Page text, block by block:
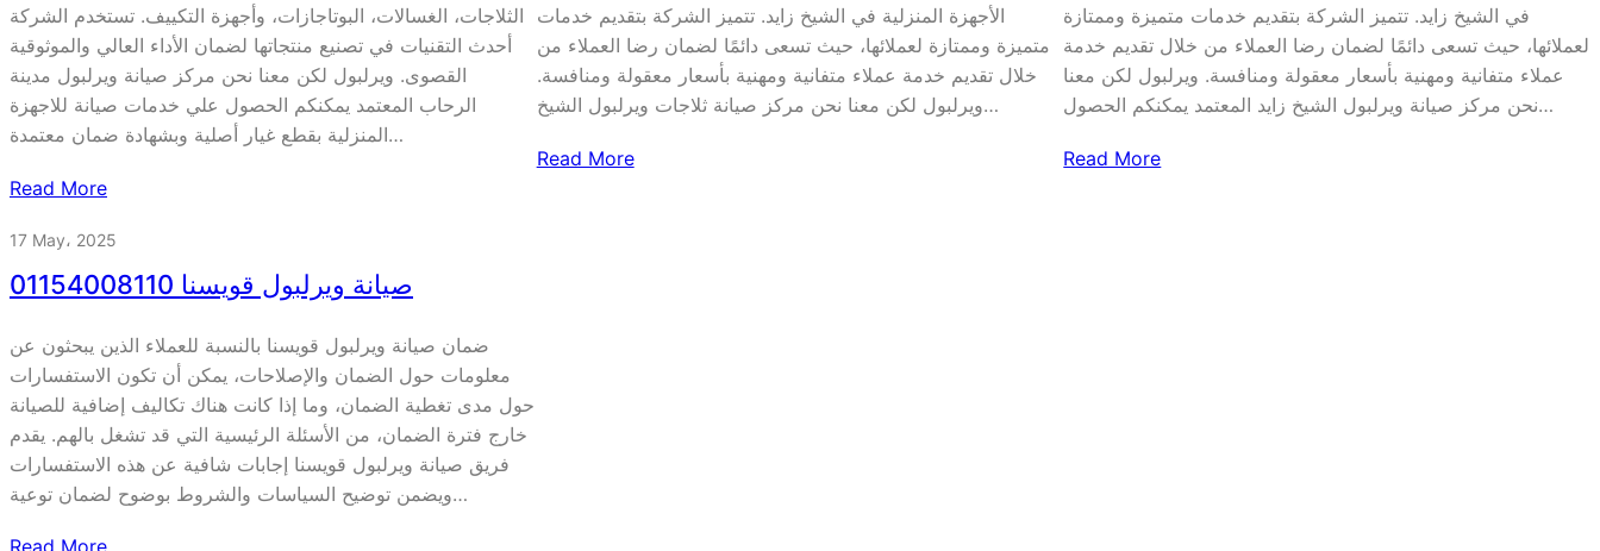
الثلاجات، الغسالات، البوتاجازات، وأجهزة التكييف. تستخدم الشركة
أحدث التقنيات في تصنيع منتجاتها لضمان الأداء العالي والموثوقية
القصوى. ويرلبول لكن معنا نحن مركز صيانة ويرلبول مدينة
الرحاب المعتمد يمكنكم الحصول علي خدمات صيانة للاجهزة
المنزلية بقطع غيار أصلية وبشهادة ضمان معتمدة…
Read More
الأجهزة المنزلية في الشيخ زايد. تتميز الشركة بتقديم خدمات
متميزة وممتازة لعملائها، حيث تسعى دائمًا لضمان رضا العملاء من
خلال تقديم خدمة عملاء متفانية ومهنية بأسعار معقولة ومنافسة.
ويرلبول لكن معنا نحن مركز صيانة ثلاجات ويرلبول الشيخ…
Read More
في الشيخ زايد. تتميز الشركة بتقديم خدمات متميزة وممتازة
لعملائها، حيث تسعى دائمًا لضمان رضا العملاء من خلال تقديم خدمة
عملاء متفانية ومهنية بأسعار معقولة ومنافسة. ويرلبول لكن معنا
نحن مركز صيانة ويرلبول الشيخ زايد المعتمد يمكنكم الحصول…
Read More
17 May، 2025
صيانة ويرلبول قويسنا 01154008110
ضمان صيانة ويرلبول قويسنا بالنسبة للعملاء الذين يبحثون عن
معلومات حول الضمان والإصلاحات، يمكن أن تكون الاستفسارات
حول مدى تغطية الضمان، وما إذا كانت هناك تكاليف إضافية للصيانة
خارج فترة الضمان، من الأسئلة الرئيسية التي قد تشغل بالهم. يقدم
فريق صيانة ويرلبول قويسنا إجابات شافية عن هذه الاستفسارات
ويضمن توضيح السياسات والشروط بوضوح لضمان توعية…
Read More